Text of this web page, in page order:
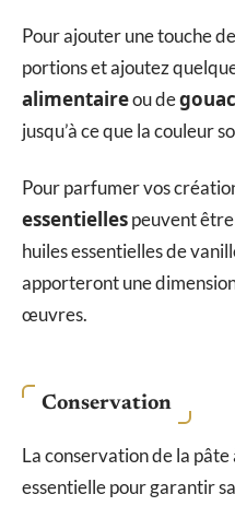
Pour ajouter une touche
portions et ajoutez
alimentaireou de
jusqu’à ce que la couleur
Pour parfumer vos
essentiellespeuvent être
huiles essentielles de
apporteront une
œuvres.
Conservation
La conservation de la pâte
essentielle pour garantir